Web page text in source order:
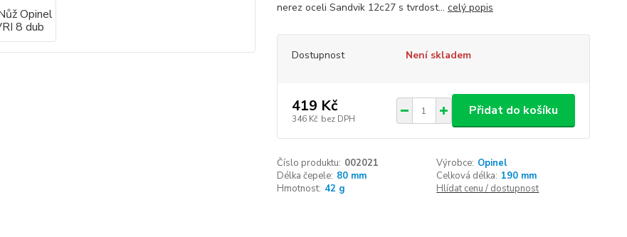
nerez oceli Sandvik 12c27 s tvrdost... celý popis
Dostupnost Není skladem
419 Kč
346 Kč bez DPH
Přidat do košíku
Číslo produktu: 002021 Výrobce: Opinel
Délka čepele: 80 mm Celková délka: 190 mm
Hmotnost: 42 g Hlídat cenu / dostupnost